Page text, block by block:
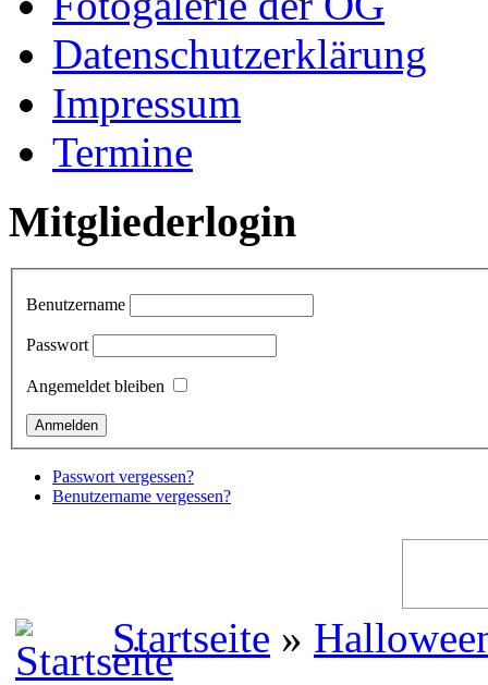
Datenschutzerklärung
Impressum
Termine
Mitgliederlogin
Benutzername
Passwort
Angemeldet bleiben
Passwort vergessen?
Benutzername vergessen?
Startseite »